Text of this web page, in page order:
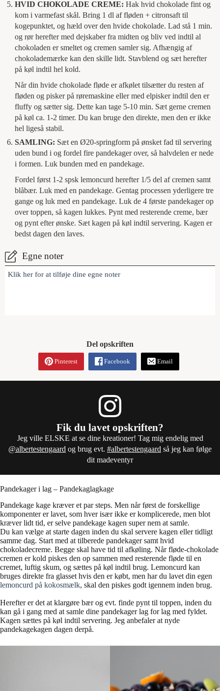
HVID CHOKOLADE CREME: Hak hvid chokolade fint og
kom i varmefast skål. Bring 1 dl af fløden + citronsaft til
kogepunktet, og hæld over den hvide chokolade. Lad stå 1 min.
og rør herefter med dejskaber fra midten og bliv ved indtil al
chokoladen er smeltet og cremen samler sig. Afhængig af
chokolademærke kan den skille lidt. Stavblend og sæt herefter
på køl indtil hel kold.
Når din hvide chokolade fløde er afkølet tilsætter du resten af
fløden og pisker på røremaskine eller med elpisker indtil den er
fluffy og sætter sig. Dette kan tage 5-10 min. Sæt gerne cremen
på køl ca. 1-2 timer. Du kan bruge den direkte, men den er ikke
hel ligeså stabil.
SAMLING: Sæt en Ø20-springform på ønsket fad til servering
uden bund i og fordel fire pandekager over, så halvdelen er nede
i formen. Luk bunden med en pandekage.
Fordel først 1-2 spsk lemoncurd herefter 1/5 del af cremen samt
blåbær. Luk med en pandekage. Gentag processen yderligere tre
gange og luk med en pandekage. Luk de 4 første pandekager op
over toppen, så kagen lukkes. Pynt med resterende creme, bær
og pynt efter ønske. Sæt kagen på køl indtil servering. Kagen er
bedst dagen den laves.
Egne noter
Klik her for at tilføje dine egne noter
Del opskriften
Pinterest Facebook Email
Fik du lavet opskriften?
Jeg ville ELSKE at se dine kreationer! Tag mig endelig med
@albertestengaard og brug evt. #albertestengaard så jeg kan følge
dit madeventyr
Pandekager i lag – Pandekaglagkage
Pandekage kage kræver et par steps. Men når først de forskellige
komponenter er lavet, som hver især ikke er komplicerede, men blot
kræver lidt tid, er selve pandekage kagen super nem at samle.
Du kan vælge at starte dagen inden du skal servere kagen eller tidligt
samme dag. Start med at tilberede pandekager samt hvid
chokoladecreme. Begge skal have tid til afkøling. Når fløde-chokolade
cremen er kold piskes den op sammen med resterende fløde til en
cremet, luftig skum, og sættes på køl indtil brug. Lemoncurd kan
bruges direkte fra glasset hvis den er købt, men har du lavet din egen
lemoncurd på kokosmælk, skal den piskes godt igennem inden brug.
Herefter er det at klargøre bær og evt. finde pynt til toppen, inden du
kan gå i gang med at samle dine pandekager lag for lag med fyldet.
Kagen sættes på køl indtil servering. Jeg anbefaler at nyde
pandekagekagen dagen derpå.